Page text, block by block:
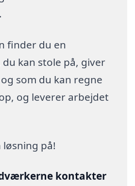
finder du en
kan stole på, giver
som du kan regne
og leverer arbejdet
løsning på!
kontakter